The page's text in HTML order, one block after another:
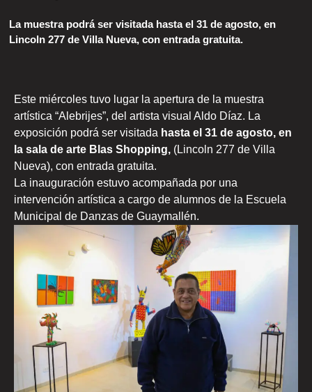
La muestra podrá ser visitada hasta el 31 de agosto, en
Lincoln 277 de Villa Nueva, con entrada gratuita.
Este miércoles tuvo lugar la apertura de la muestra
artística “Alebrijes”, del artista visual Aldo Díaz. La
exposición podrá ser visitada hasta el 31 de agosto, en
la sala de arte Blas Shopping, (Lincoln 277 de Villa
Nueva), con entrada gratuita.
La inauguración estuvo acompañada por una
intervención artística a cargo de alumnos de la Escuela
Municipal de Danzas de Guaymallén.